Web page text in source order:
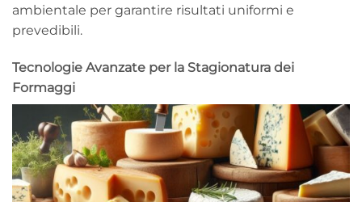
ambientale per garantire risultati uniformi e
prevedibili.
Tecnologie Avanzate per la Stagionatura dei
Formaggi